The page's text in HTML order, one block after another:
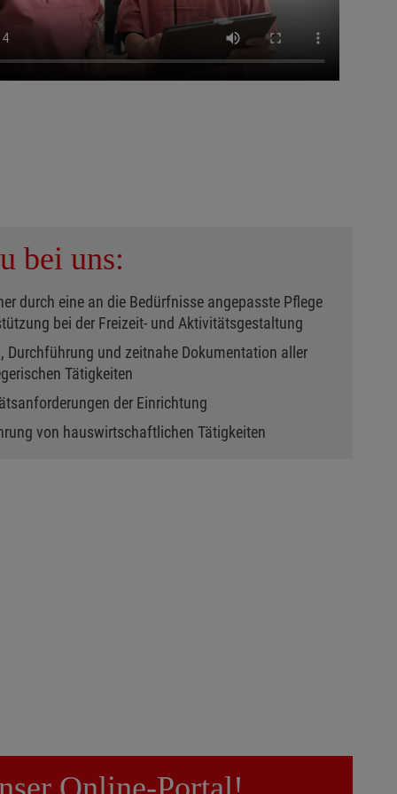
bei uns:
durch eine an die Bedürfnisse angepasste Pflege
bei der Freizeit- und Aktivitätsgestaltung
Durchführung und zeitnahe Dokumentation aller
Tätigkeiten
der Einrichtung
von hauswirtschaftlichen Tätigkeiten